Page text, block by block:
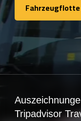
Tripadvisor